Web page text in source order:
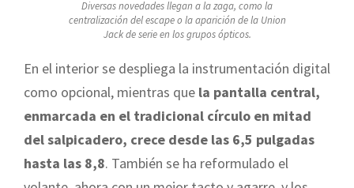
Diversas novedades llegan a la zaga, como la
centralización del escape o la aparición de la Union
Jack de serie en los grupos ópticos.
En el interior se despliega la instrumentación digital
como opcional, mientras que la pantalla central,
enmarcada en el tradicional círculo en mitad
del salpicadero, crece desde las 6,5 pulgadas
hasta las 8,8. También se ha reformulado el